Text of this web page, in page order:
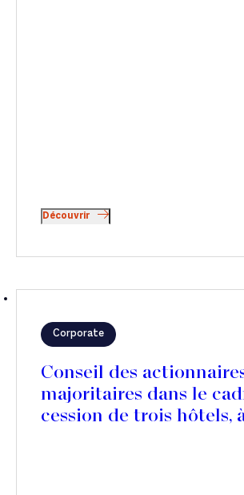
Découvrir
Corporate
Conseil des
majoritaires dans le
cession de trois hôtels,